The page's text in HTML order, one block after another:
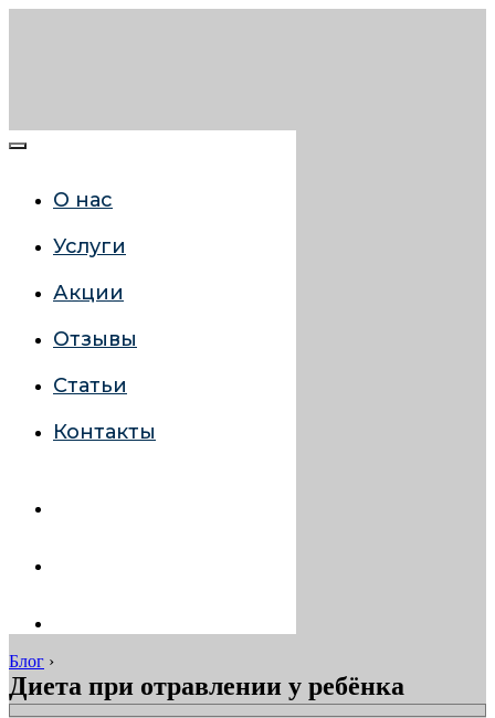
О нас
Услуги
Акции
Отзывы
Статьи
Контакты
Блог ›
Диета при отравлении у ребёнка